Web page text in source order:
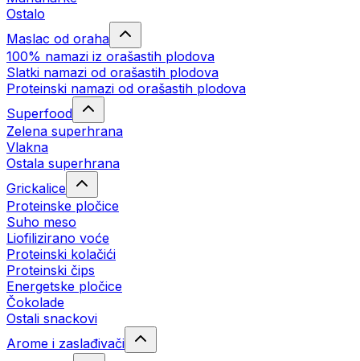
Ostalo
Maslac od oraha
100% namazi iz orašastih plodova
Slatki namazi od orašastih plodova
Proteinski namazi od orašastih plodova
Superfood
Zelena superhrana
Vlakna
Ostala superhrana
Grickalice
Proteinske pločice
Suho meso
Liofilizirano voće
Proteinski kolačići
Proteinski čips
Energetske pločice
Čokolade
Ostali snackovi
Arome i zaslađivači